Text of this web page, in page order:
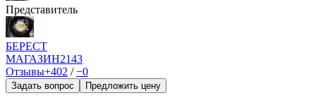
Представитель
БEPECT
МАГАЗИН2143
Отзывы+402 /−0
Задать вопрос Предложить цену